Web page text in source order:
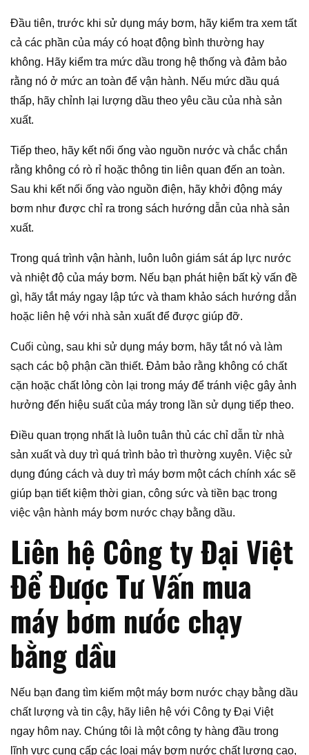
Đầu tiên, trước khi sử dụng máy bơm, hãy kiểm tra xem tất
cả các phần của máy có hoạt động bình thường hay
không. Hãy kiểm tra mức dầu trong hệ thống và đảm bảo
rằng nó ở mức an toàn để vận hành. Nếu mức dầu quá
thấp, hãy chỉnh lại lượng dầu theo yêu cầu của nhà sản
xuất.
Tiếp theo, hãy kết nối ống vào nguồn nước và chắc chắn
rằng không có rò rỉ hoặc thông tin liên quan đến an toàn.
Sau khi kết nối ống vào nguồn điện, hãy khởi động máy
bơm như được chỉ ra trong sách hướng dẫn của nhà sản
xuất.
Trong quá trình vận hành, luôn luôn giám sát áp lực nước
và nhiệt độ của máy bơm. Nếu bạn phát hiện bất kỳ vấn đề
gì, hãy tắt máy ngay lập tức và tham khảo sách hướng dẫn
hoặc liên hệ với nhà sản xuất để được giúp đỡ.
Cuối cùng, sau khi sử dụng máy bơm, hãy tắt nó và làm
sạch các bộ phận cần thiết. Đảm bảo rằng không có chất
cặn hoặc chất lỏng còn lại trong máy để tránh việc gây ảnh
hưởng đến hiệu suất của máy trong lần sử dụng tiếp theo.
Điều quan trọng nhất là luôn tuân thủ các chỉ dẫn từ nhà
sản xuất và duy trì quá trình bảo trì thường xuyên. Việc sử
dụng đúng cách và duy trì máy bơm một cách chính xác sẽ
giúp bạn tiết kiệm thời gian, công sức và tiền bạc trong
việc vận hành máy bơm nước chạy bằng dầu.
Liên hệ Công ty Đại Việt
Để Được Tư Vấn mua
máy bơm nước chạy
bằng dầu
Nếu bạn đang tìm kiếm một máy bơm nước chạy bằng dầu
chất lượng và tin cậy, hãy liên hệ với Công ty Đại Việt
ngay hôm nay. Chúng tôi là một công ty hàng đầu trong
lĩnh vực cung cấp các loại máy bơm nước chất lượng cao,